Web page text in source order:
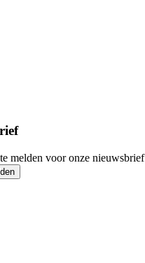
melden voor onze nieuwsbrief